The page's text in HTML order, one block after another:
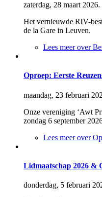
zaterdag, 28 maart 2026.
Het vernieuwde RIV-
de la Gare in Leuven.
Lees meerover
Oproep: Eerste
maandag, 23 februari
Onze vereniging ‘Awt
zondag 6 september
Lees meerover
Lidmaatschap 2026 &
donderdag, 5 februari